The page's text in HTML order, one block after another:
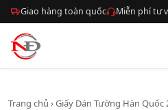
Giao hàng toàn quốc Miễn phí tư
Trang chủ ›Giấy Dán Tường Hàn Quốc